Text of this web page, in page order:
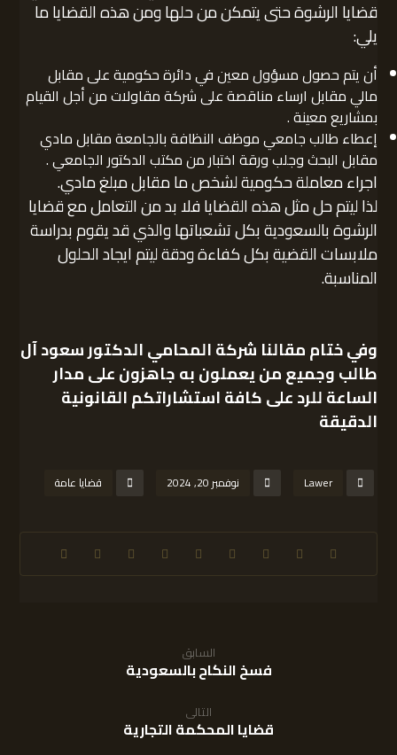
قضايا الرشوة حتى يتمكن من حلها ومن هذه القضايا ما
يلي:
أن يتم حصول مسؤول معين في دائرة حكومية على مقابل
مالي مقابل ارساء مناقصة على شركة مقاولات من أجل القيام
بمشاريع معينة .
إعطاء طالب جامعي موظف النظافة بالجامعة مقابل مادي
مقابل البحث وجلب ورقة اختبار من مكتب الدكتور الجامعي .
اجراء معاملة حكومية لشخص ما مقابل مبلغ مادي.
لذا ليتم حل مثل هذه القضايا فلا بد من التعامل مع قضايا
الرشوة بالسعودية بكل تشعباتها والذي قد يقوم بدراسة
ملابسات القضية بكل كفاءة ودقة ليتم ايجاد الحلول
المناسبة.
وفي ختام مقالنا شركة المحامي الدكتور سعود آل
طالبوجميع من يعملون به جاهزون على مدار
الساعة للرد على كافة استشاراتكم القانونية
الدقيقة
Lawer نوفمبر 20, 2024 قضايا عامة
السابق
فسخ النكاح بالسعودية
التالى
قضايا المحكمة التجارية